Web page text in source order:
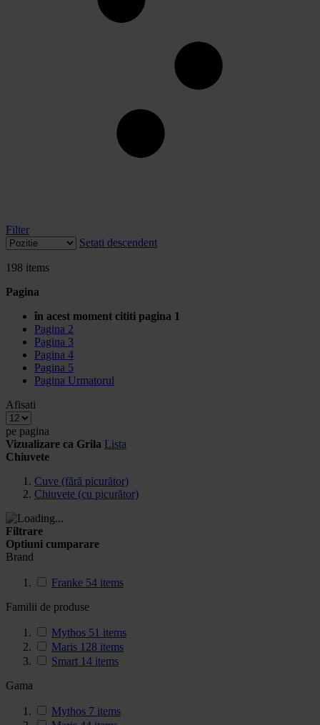
Filter
Setati descendent
198 items
Pagina
în acest moment cititi pagina 1
Pagina 2
Pagina 3
Pagina 4
Pagina 5
Pagina Urmatorul
Afisati
pe pagina
Vizualizare ca Grila Lista
Chiuvete
Cuve (fără picurător)
Chiuvete (cu picurător)
Filtrare
Optiuni cumparare
Brand
Franke 54 items
Familii de produse
Mythos 51 items
Maris 128 items
Smart 14 items
Gama
Mythos 7 items